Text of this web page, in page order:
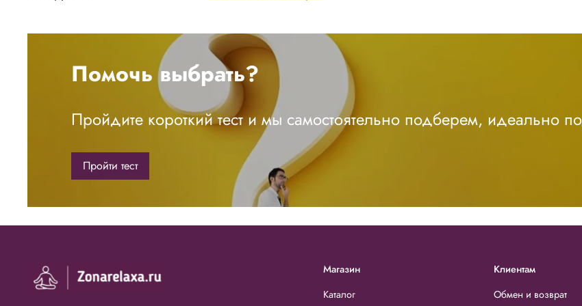
Помочь выбрать?
Пройдите короткий тест и мы самостоятельно подберем, идеально
Пройти тест
Магазин
Каталог
Клиентам
Обмен и возврат